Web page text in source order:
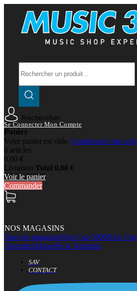
Rechercher
Se Connecter Mon Compte
Panier
Votre panier est vide. Commencer mes
0 articles
0,00 €
Livraison Total 0,00 €
Voir le panier
Commander
NOS MAGASINS
Tous les magasinsNice Cap 3000Nice
TourradesMarseille la Valentine
SAV
CONTACT